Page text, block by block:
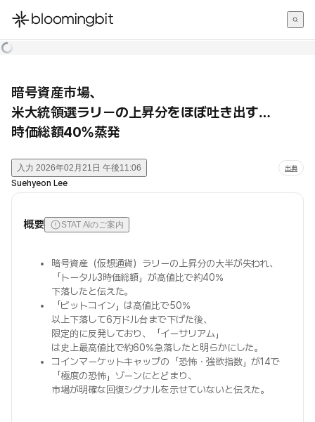
한국어
暗号資産市場、
米大統領選ラリーの上昇分をほぼ吐き出す…
時価総額40%蒸発
入力 2026年02月21日 午後11:06 出典
Suehyeon Lee
概要 STAT AIのご案内
暗号資産（仮想通貨）ラリーの上昇分の大半が失われ、
「トータル3時価総額」が高値比で約40%
下落したと伝えた。
「ビットコイン」は高値比で50%
以上下落して6万ドル台まで下げた後、
限定的に反発しており、「イーサリアム」
は史上最高値比で約60%急落したと明らかにした。
コインマーケットキャップの「恐怖・強欲指数」が14で
「極度の恐怖」ゾーンにとどまり、
市場が明確な回復シグナルを示せていないと伝えた。